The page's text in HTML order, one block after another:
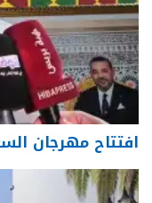
افتتاح مهرجان